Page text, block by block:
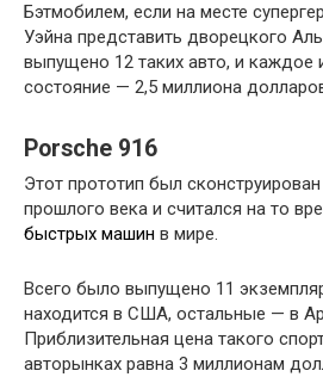
Бэтмобилем, если на месте
Уэйна представить дворецкого
выпущено 12 таких авто, и каждое
состояние — 2,5 миллиона
Porsche 916
Этот прототип был
прошлого века и считался на то
быстрых машин в мире.
Всего было выпущено 11
находится в США, остальные — в
Приблизительная цена такого
авторынках равна 3 миллионам